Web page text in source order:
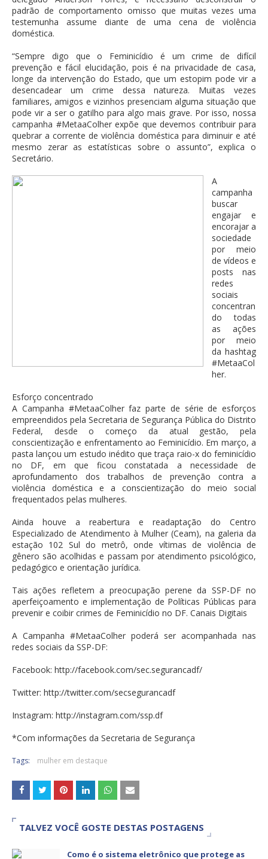
padrão de comportamento omisso que muitas vezes uma
testemunha assume diante de uma cena de violência
doméstica.
“Sempre digo que o Feminicídio é um crime de difícil
prevenção e fácil elucidação, pois é na privacidade de casa,
longe da intervenção do Estado, que um estopim pode vir a
desencadear um crime dessa natureza. Muitas vezes
familiares, amigos e vizinhos presenciam alguma situação que
pode vir a ser o gatilho para algo mais grave. Por isso, nossa
campanha #MetaaColher expõe que devemos contribuir para
quebrar a corrente de violência doméstica para diminuir e até
mesmo zerar as estatísticas sobre o assunto”, explica o
Secretário.
A
campanha
buscar
engajar e
encorajar a
sociedade
por meio
de vídeos e
posts nas
redes
sociais
concentran
do todas
as ações
por meio
da hashtag
#MetaaCol
her.
Esforço concentrado
A Campanha #MetaaColher faz parte de série de esforços
empreendidos pela Secretaria de Segurança Pública do Distrito
Federal, desde o começo da atual gestão, pela
conscientização e enfrentamento ao Feminicídio. Em março, a
pasta lançou um estudo inédito que traça raio-x do feminicídio
no DF, em que ficou constatada a necessidade de
aprofundamento dos trabalhos de prevenção contra a
violência doméstica e a conscientização do meio social
frequentados pelas mulheres.
Ainda houve a reabertura e readaptação do Centro
Especializado de Atendimento à Mulher (Ceam), na galeria da
estação 102 Sul do metrô, onde vítimas de violência de
gênero são acolhidas e passam por atendimento psicológico,
pedagógico e orientação jurídica.
Tais ações refletem a preocupação perene da SSP-DF no
aperfeiçoamento e implementação de Políticas Públicas para
prevenir e coibir crimes de Feminicídio no DF. Canais Digitais
A Campanha #MetaaColher poderá ser acompanhada nas
redes sociais da SSP-DF:
Facebook: http://facebook.com/sec.segurancadf/
Twitter: http://twitter.com/secsegurancadf
Instagram: http://instagram.com/ssp.df
*Com informações da Secretaria de Segurança
Tags: mulher em destaque
TALVEZ VOCÊ GOSTE DESTAS POSTAGENS
Como é o sistema eletrônico que protege as